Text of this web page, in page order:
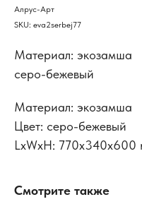
Алрус-Арт
SKU: eva2serbej77
Материал: экозамша
серо-бежевый
Материал: экозамша
Цвет: серо-бежевый
LxWxH: 770x340x600
Смотрите также